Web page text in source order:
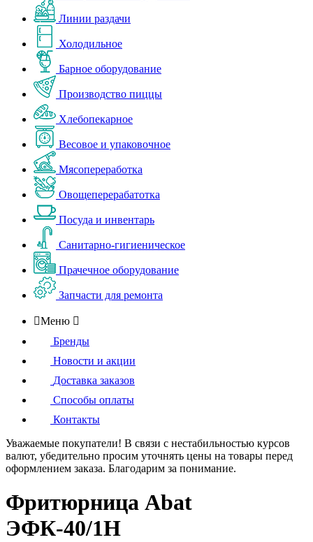
Линии раздачи
Холодильное
Барное оборудование
Производство пиццы
Хлебопекарное
Весовое и упаковочное
Мясопереработка
Овощеперерабатотка
Посуда и инвентарь
Санитарно-гигиеническое
Прачечное оборудование
Запчасти для ремонта
Меню 
Бренды
Новости и акции
Доставка заказов
Способы оплаты
Контакты
Уважаемые покупатели! В связи с нестабильностью курсов
валют, убедительно просим уточнять цены на товары перед
оформлением заказа. Благодарим за понимание.
Фритюрница Abat
ЭФК-40/1Н